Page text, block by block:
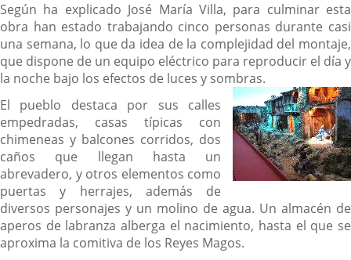
Según ha explicado José María Villa, para culminar esta
obra han estado trabajando cinco personas durante casi
una semana, lo que da idea de la complejidad del montaje,
que dispone de un equipo eléctrico para reproducir el día y
la noche bajo los efectos de luces y sombras.
El pueblo destaca por sus calles
empedradas, casas típicas con
chimeneas y balcones corridos, dos
caños que llegan hasta un
abrevadero, y otros elementos como
puertas y herrajes, además de
diversos personajes y un molino de agua. Un almacén de
aperos de labranza alberga el nacimiento, hasta el que se
aproxima la comitiva de los Reyes Magos.